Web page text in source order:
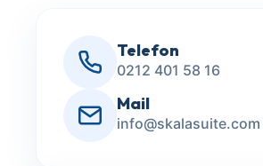
Telefon
0212 401 58 16
Mail
info@skalasuite.com